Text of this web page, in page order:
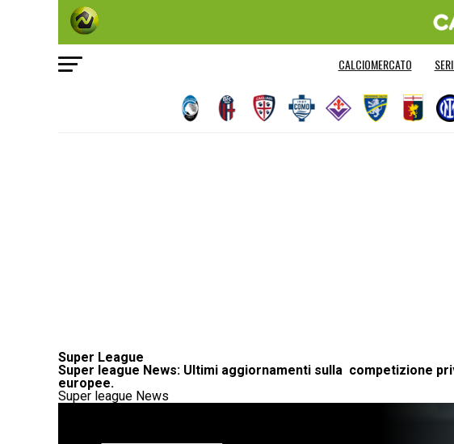
CALCIOMERCATO
Super League
Super league News: Ultimi aggiornamenti sulla competizione
europee.
Super league News